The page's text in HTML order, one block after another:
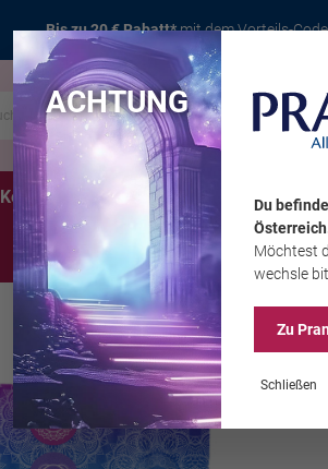
Bis zu 20 € Rabatt*mit dem Vorteils-
Kerzen Schmuck
Sale
ACHTUNG
Du
Österreich
Möchtest
wechsle
Zu
Schließen